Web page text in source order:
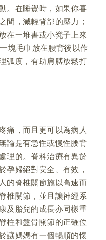
。在睡覺時，如果你喜
間，減輕背部的壓力；
在一堆書或小凳子上來
塊毛巾放在腰背後以作
弧度，有助肩膊放鬆打
痛，而且更可以為病人
論是有急性或慢性腰背
理的。脊科治療有異於
孕婦絕對安全、有效，
的脊椎關節施以高速而
椎關節，並且讓神經系
及胎兒的成長亦同樣重
柱和盤骨關節的正確位
讓媽媽有一個暢順的懷